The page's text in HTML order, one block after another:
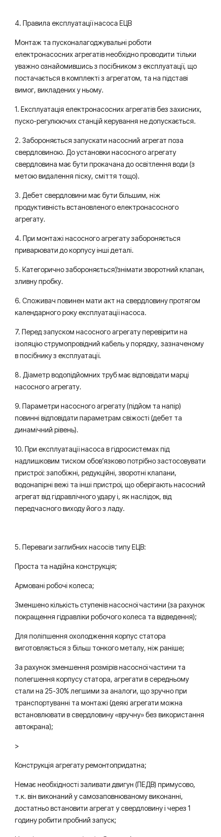
4. Правила експлуатації насоса ЕЦВ
Монтаж та пусконалагоджувальні роботи
електронасосних агрегатів необхідно проводити тільки
уважно ознайомившись з посібником з експлуатації, що
постачається в комплекті з агрегатом, та на підставі
вимог, викладених у ньому.
1. Експлуатація електронасосних агрегатів без захисних,
пуско-регулюючих станцій керування не допускається.
2. Забороняється запускати насосний агрегат поза
свердловиною. До установки насосного агрегату
свердловина має бути прокачана до освітлення води (з
метою видалення піску, сміття тощо).
3. Дебет свердловини має бути більшим, ніж
продуктивність встановленого електронасосного
агрегату.
4. При монтажі насосного агрегату забороняється
приварювати до корпусу інші деталі.
5. Категорично забороняється’/знімати зворотний клапан,
зливну пробку.
6. Споживач повинен мати акт на свердловину протягом
календарного року експлуатації насоса.
7. Перед запуском насосного агрегату перевірити на
ізоляцію струмопровідний кабель у порядку, зазначеному
в посібнику з експлуатації.
8. Діаметр водопідйомних труб має відповідати марці
насосного агрегату.
9. Параметри насосного агрегату (підйом та напір)
повинні відповідати параметрам свіжості (дебет та
динамічний рівень).
10. При експлуатації насоса в гідросистемах під
надлишковим тиском обов’язково потрібно застосовувати
пристрої: запобіжні, редукційні, зворотні клапани,
водонапірні вежі та інші пристрої, що оберігають насосний
агрегат від гідравлічного удару і, як наслідок, від
передчасного виходу його з ладу.
5. Переваги заглибних насосів типу ЕЦВ:
Проста та надійна конструкція;
Армовані робочі колеса;
Зменшено кількість ступенів насосної частини (за рахунок
покращення гідравліки робочого колеса та відведення);
Для поліпшення охолодження корпус статора
виготовляється з більш тонкого металу, ніж раніше;
За рахунок зменшення розмірів насосної частини та
полегшення корпусу статора, агрегати в середньому
стали на 25-30% легшими за аналоги, що зручно при
транспортуванні та монтажі (деякі агрегати можна
встановлювати в свердловину «вручну» без використання
автокрана);
>
Конструкція агрегату ремонтопридатна;
Немає необхідності заливати двигун (ПЕДВ) примусово,
т.к. він виконаний у самозаповнюваному виконанні,
достатньо встановити агрегат у свердловину і через 1
годину робити пробний запуск;